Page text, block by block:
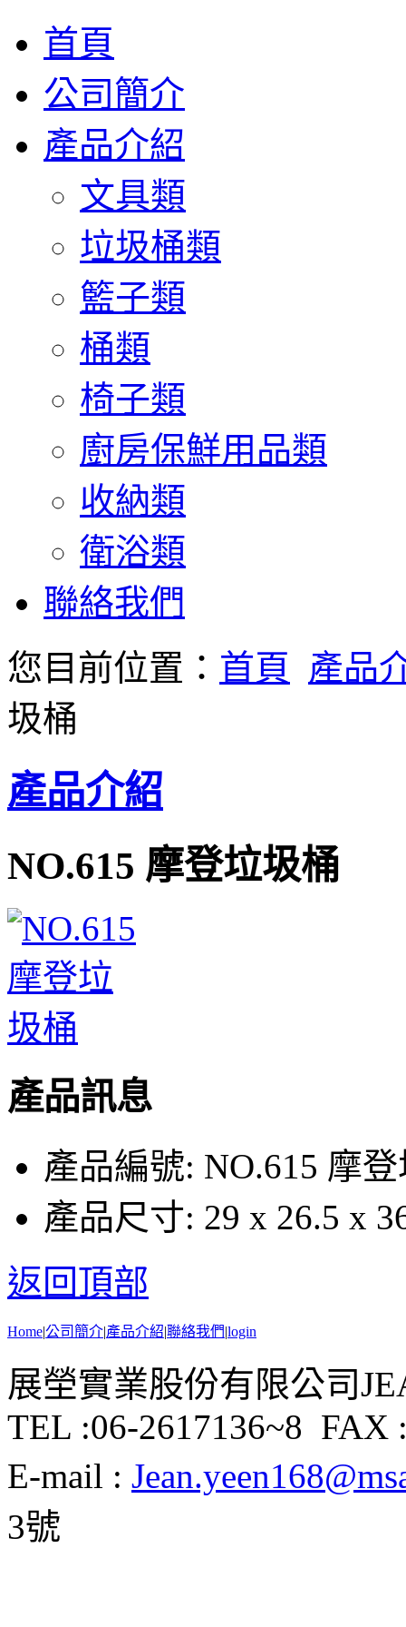
首頁
公司簡介
產品介紹
文具類
垃圾桶類
籃子類
桶類
椅子類
廚房保鮮用品類
收納類
衛浴類
聯絡我們
您目前位置： 首頁
產品
圾桶
產品介紹
NO.615 摩登垃圾桶
產品訊息
產品編號: NO.615 摩
產品尺寸: 29 x 26.5 x
返回頂部
Home|公司簡介|產品介紹|聯絡我們|login
展塋實業股份有限公司
TEL :06-2617136~8 FAX
E-mail :
3號